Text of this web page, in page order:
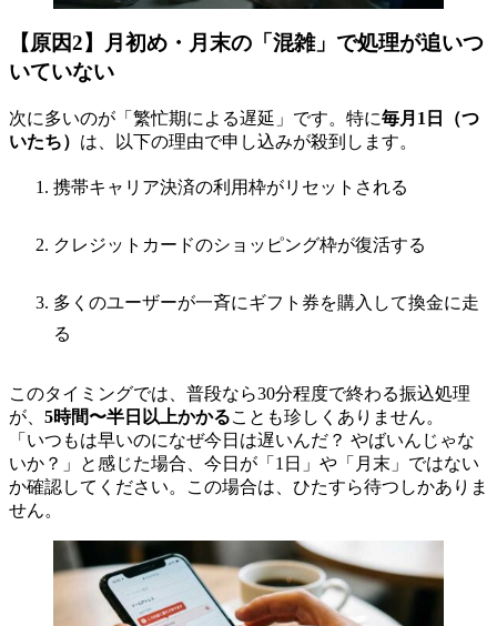
【原因2】月初め・月末の「混雑」で処理が追いつ
いていない
次に多いのが「繁忙期による遅延」です。特に毎月1日（つ
いたち） は、以下の理由で申し込みが殺到します。
携帯キャリア決済の利用枠がリセットされる
クレジットカードのショッピング枠が復活する
多くのユーザーが一斉にギフト券を購入して換金に走
る
このタイミングでは、普段なら30分程度で終わる振込処理
が、 5時間〜半日以上かかることも珍しくありません。
「いつもは早いのになぜ今日は遅いんだ？ やばいんじゃな
いか？」と感じた場合、今日が「1日」や「月末」ではない
か確認してください。この場合は、ひたすら待つしかありま
せん。